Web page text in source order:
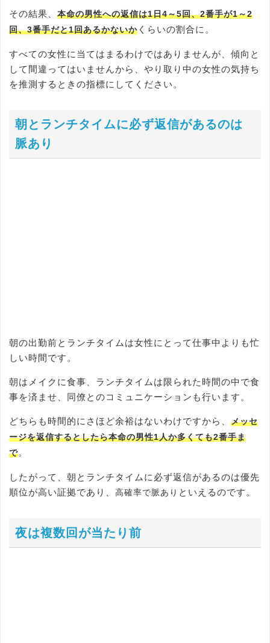
その結果、 本命の男性への返信は1日4～5回、2番手が1～2
回、3番手だと1回あるかないか くらいの割合に。
すべての女性に当てはまるわけではありませんが、傾向と
して間違ってはいませんから、やり取り中の女性の気持ち
を推測するときの指標にしてください。
朝とランチタイムに必ず返信があるのは
脈あり
朝の出勤前とランチタイムは女性にとって仕事中よりも忙
しい時間です。
朝はメイクに食事、ランチタイムは限られた時間の中で食
事を済ませ、同僚とのコミュニケーションも行います。
どちらも時間的にさほど余裕はないわけですから、 メッセ
ージを返信するとしたら本命の男性1人か多くても2番手ま
で。
したがって、朝とランチタイムに必ず返信があるのは優先
順位が高い証拠であり、 高確率で脈あり といえるのです。
夜は複数回が当たり前